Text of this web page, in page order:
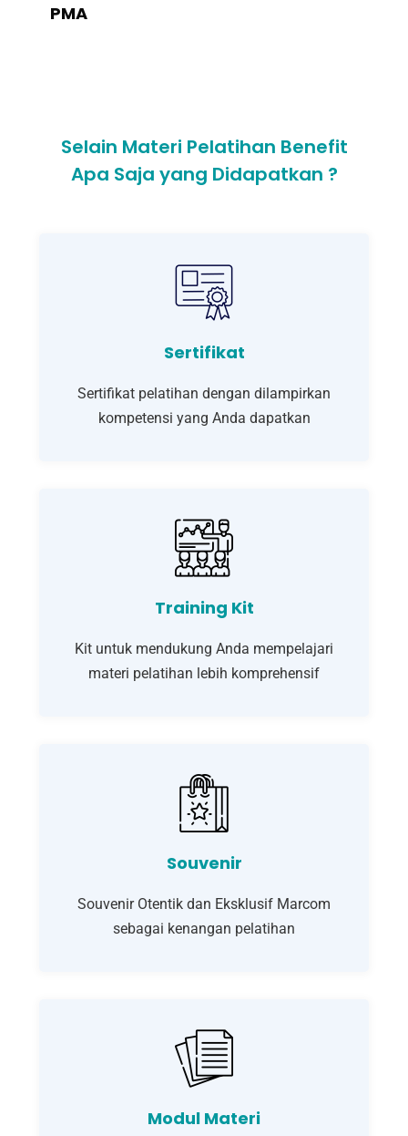
PMA
Selain Materi Pelatihan Benefit
Apa Saja yang Didapatkan ?
Sertifikat
Sertifikat pelatihan dengan dilampirkan
kompetensi yang Anda dapatkan
Training Kit
Kit untuk mendukung Anda mempelajari
materi pelatihan lebih komprehensif
Souvenir
Souvenir Otentik dan Eksklusif Marcom
sebagai kenangan pelatihan
Modul Materi